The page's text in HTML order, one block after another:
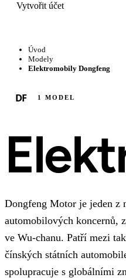
Vytvořit účet
Úvod
Modely
Elektromobily Dongfeng
DF 1 MODEL
Dongfeng Motor je jeden z
automobilových koncernů,
ve Wu-chanu. Patří mezi
čínských státních
spolupracuje s globálními